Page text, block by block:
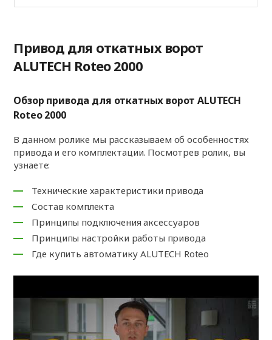
Привод для откатных ворот
ALUTECH Roteo 2000
Обзор привода для откатных ворот ALUTECH
Roteo 2000
В данном ролике мы рассказываем об особенностях
привода и его комплектации. Посмотрев ролик, вы
узнаете:
Технические характеристики привода
Состав комплекта
Принципы подключения аксессуаров
Принципы настройки работы привода
Где купить автоматику ALUTECH Roteo